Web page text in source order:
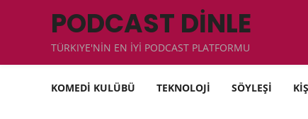
PODCAST DİNLE
TÜRKIYE'NİN EN İYİ PODCAST PLATFORMU
KOMEDİ KULÜBÜ TEKNOLOJİ SÖYLEŞİ